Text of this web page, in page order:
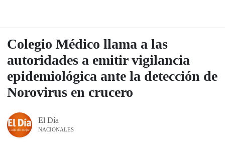
Colegio Médico llama a las
autoridades a emitir vigilancia
epidemiológica ante la detección de
Norovirus en crucero
El Día
NACIONALES